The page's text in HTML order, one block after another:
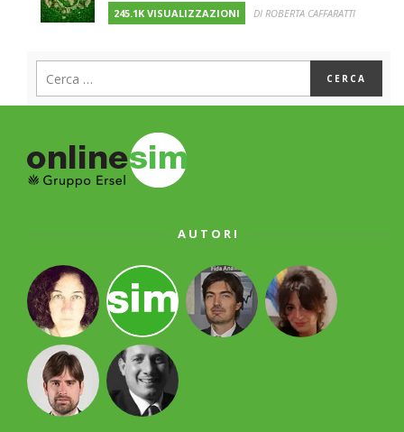
245.1K VISUALIZZAZIONI DI ROBERTA CAFFARATTI
AUTORI